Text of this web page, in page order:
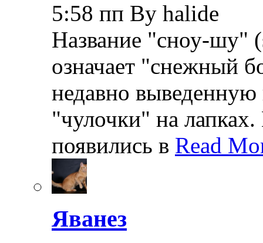
5:58 пп By halide
Название "сноу-шу"
означает "снежный
недавно выведенную
"чулочки" на
появились в Read
Яванез